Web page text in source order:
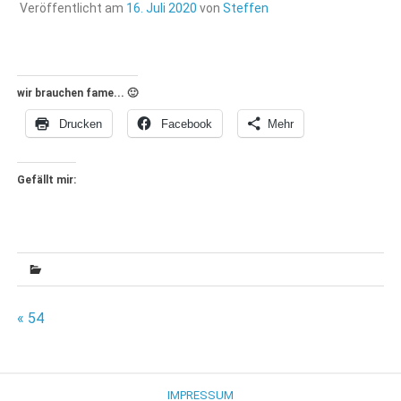
Veröffentlicht am 16. Juli 2020 von Steffen
wir brauchen fame... 🙂
Drucken Facebook Mehr
Gefällt mir:
Beitragsnavigation
« 54
IMPRESSUM